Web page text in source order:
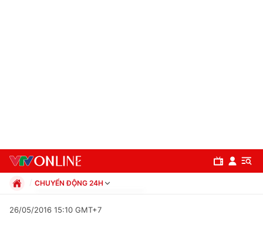
CHUYỂN ĐỘNG 24H
Xã hội
26/05/2016 15:10 GMT+7